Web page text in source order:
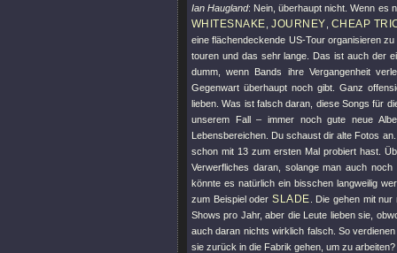
Ian Haugland: Nein, überhaupt nicht. Wenn es
WHITESNAKE ,JOURNEY CHEAP
eine flächendeckende US-Tour organisieren
touren und das sehr lange. Das ist auch der
dumm, wenn Bands ihre Vergangenheit
Gegenwart überhaupt noch gibt. Ganz
lieben. Was ist falsch daran, diese Songs für
unserem Fall – immer noch gute neue
Lebensbereichen. Du schaust dir alte Fotos
schon mit 13 zum ersten Mal probiert hast.
Verwerfliches daran, solange man auch
könnte es natürlich ein bisschen langweilig
zum Beispiel oderSLADE . Die gehen mit
Shows pro Jahr, aber die Leute lieben sie,
auch daran nichts wirklich falsch. So
sie zurück in die Fabrik gehen, um zu arbeiten?